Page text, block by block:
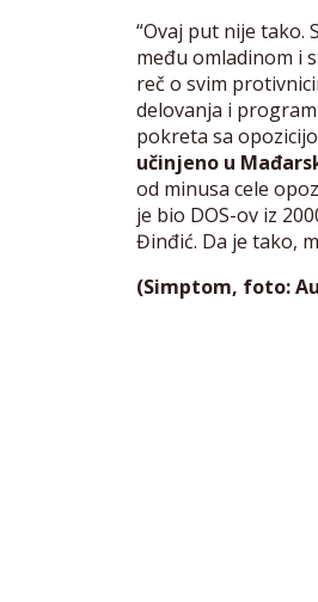
“Ovaj put nije tako.
među omladinom i
reč o svim
delovanja i
pokreta sa
učinjeno u
od minusa cele
je bio DOS-ov iz
Đinđić. Da je tako,
(Simptom, foto: